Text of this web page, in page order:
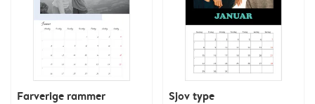
Farverige rammer Sjov type